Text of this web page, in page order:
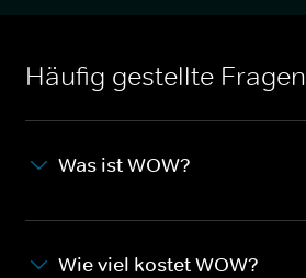
Häufig gestellte Fragen
Was ist WOW?
Wie viel kostet WOW?